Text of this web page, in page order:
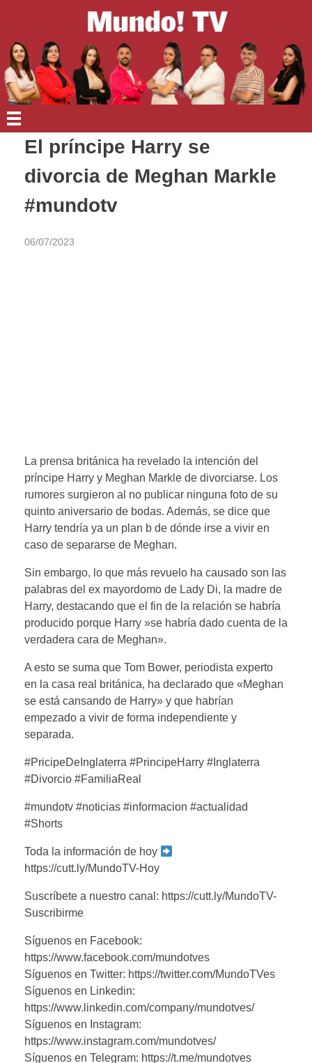
EN PORTADA
El príncipe Harry se
divorcia de Meghan Markle
#mundotv
06/07/2023
La prensa británica ha revelado la intención del
príncipe Harry y Meghan Markle de divorciarse. Los
rumores surgieron al no publicar ninguna foto de su
quinto aniversario de bodas. Además, se dice que
Harry tendría ya un plan b de dónde irse a vivir en
caso de separarse de Meghan.
Sin embargo, lo que más revuelo ha causado son las
palabras del ex mayordomo de Lady Di, la madre de
Harry, destacando que el fin de la relación se habría
producido porque Harry »se habría dado cuenta de la
verdadera cara de Meghan».
A esto se suma que Tom Bower, periodista experto
en la casa real británica, ha declarado que «Meghan
se está cansando de Harry» y que habrían
empezado a vivir de forma independiente y
separada.
#PricipeDeInglaterra #PrincipeHarry #Inglaterra
#Divorcio #FamiliaReal
#mundotv #noticias #informacion #actualidad
#Shorts
Toda la información de hoy
https://cutt.ly/MundoTV-Hoy
Suscríbete a nuestro canal: https://cutt.ly/MundoTV-
Suscribirme
Síguenos en Facebook:
https://www.facebook.com/mundotves
Síguenos en Twitter: https://twitter.com/MundoTVes
Síguenos en Linkedin:
https://www.linkedin.com/company/mundotves/
Síguenos en Instagram:
https://www.instagram.com/mundotves/
Síguenos en Telegram: https://t.me/mundotves